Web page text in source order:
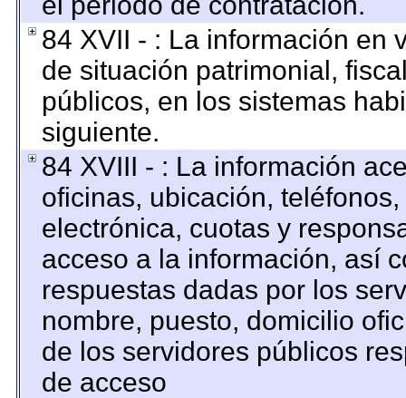
84 XVII - : La información en
de situación patrimonial,
públicos, en los sistemas
siguiente.
84 XVIII - : La información
oficinas, ubicación,
electrónica, cuotas y
acceso a la información, así
respuestas dadas por los
nombre, puesto, domicilio
de los servidores públicos
de acceso